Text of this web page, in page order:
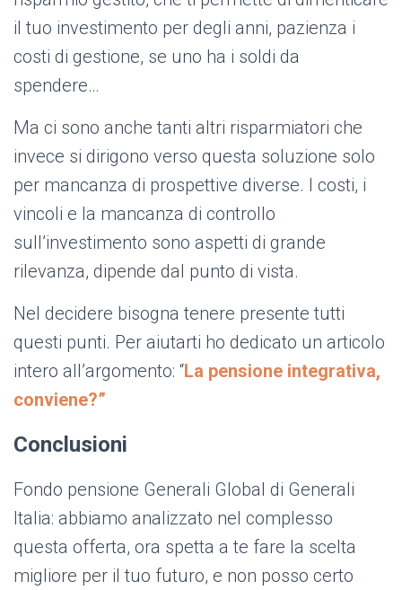
il tuo investimento per degli anni, pazienza i
costi di gestione, se uno ha i soldi da
spendere…
Ma ci sono anche tanti altri risparmiatori che
invece si dirigono verso questa soluzione solo
per mancanza di prospettive diverse. I costi, i
vincoli e la mancanza di controllo
sull’investimento sono aspetti di grande
rilevanza, dipende dal punto di vista.
Nel decidere bisogna tenere presente tutti
questi punti. Per aiutarti ho dedicato un articolo
intero all’argomento: “La pensione integrativa,
conviene?”
Conclusioni
Fondo pensione Generali Global di Generali
Italia: abbiamo analizzato nel complesso
questa offerta, ora spetta a te fare la scelta
migliore per il tuo futuro, e non posso certo